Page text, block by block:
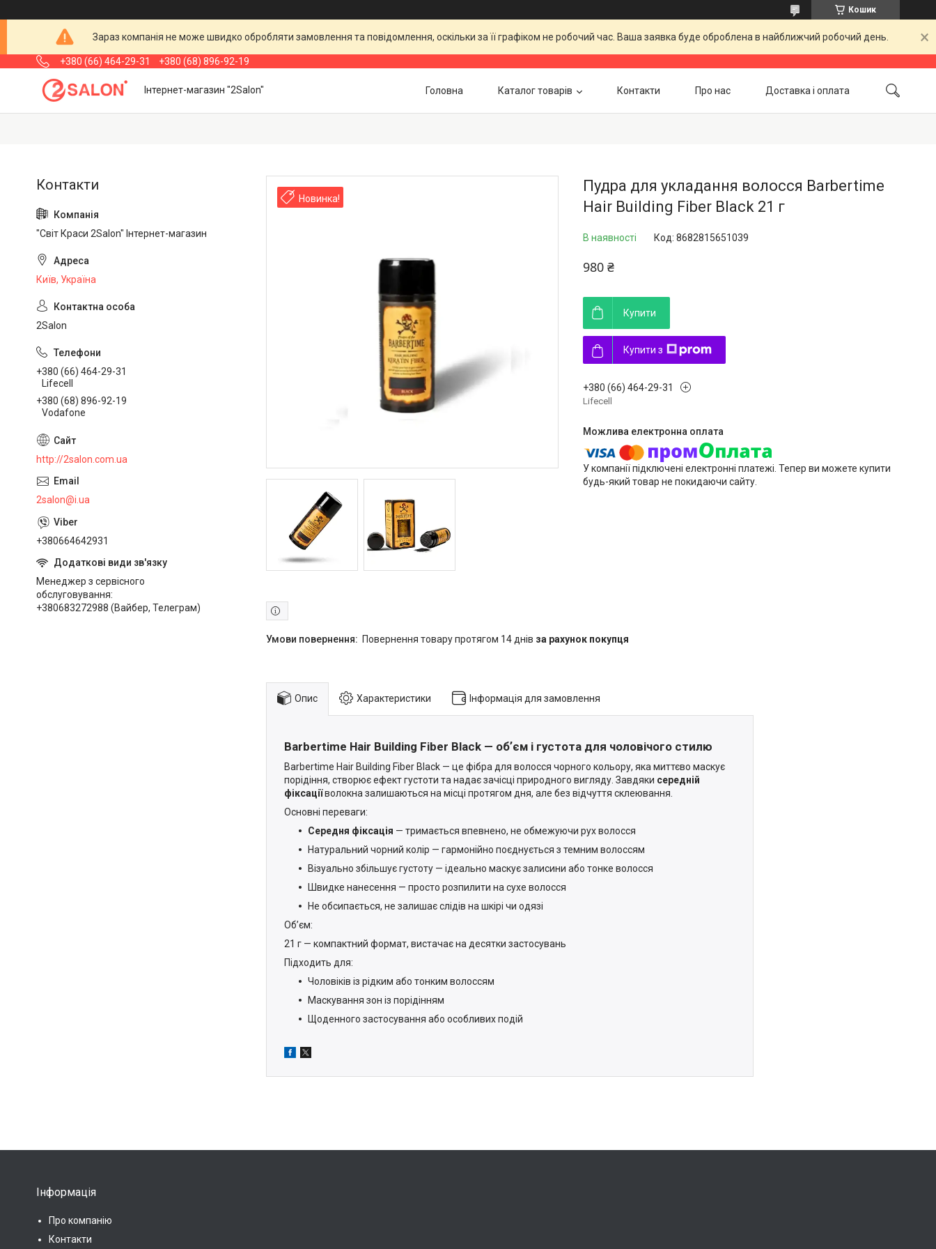
Кошик
Зараз компанія не може швидко обробляти замовлення та повідомлення, оскільки за її графіком не робочий час. Ваша заявка буде оброблена в найближчий робочий день.
+380 (66) 464-29-31 +380 (68) 896-92-19
Інтернет-магазин "2Salon" Головна Каталог товарів Контакти Про нас Доставка і оплата
Новинка!
Пудра для укладання волосся Barbertime
Hair Building Fiber Black 21 г
В наявності Код: 8682815651039
980 ₴
Купити
Купити з
+380 (66) 464-29-31
Lifecell
У компанії підключені електронні платежі. Тепер ви можете купити
будь-який товар не покидаючи сайту.
повернення товару протягом 14 днів за рахунок покупця
Опис Характеристики Інформація для замовлення
Barbertime Hair Building Fiber Black — обʼєм і густота для чоловічого стилю
Barbertime Hair Building Fiber Black — це фібра для волосся чорного кольору, яка миттєво маскує
порідіння, створює ефект густоти та надає зачісці природного вигляду. Завдяки середній
фіксаціїволокна залишаються на місці протягом дня, але без відчуття склеювання.
Основні переваги:
Середня фіксація — тримається впевнено, не обмежуючи рух волосся
Натуральний чорний колір — гармонійно поєднується з темним волоссям
Візуально збільшує густоту — ідеально маскує залисини або тонке волосся
Швидке нанесення — просто розпилити на сухе волосся
Не обсипається, не залишає слідів на шкірі чи одязі
Обʼєм:
21 г — компактний формат, вистачає на десятки застосувань
Підходить для:
Чоловіків із рідким або тонким волоссям
Маскування зон із порідінням
Щоденного застосування або особливих подій
"Світ Краси 2Salon" Інтернет-магазин
Київ, Україна
2Salon
+380 (66) 464-29-31
Lifecell
+380 (68) 896-92-19
Vodafone
http://2salon.com.ua
2salon@i.ua
+380664642931
Менеджер з сервісного
обслуговування
+380683272988 (Вайбер, Телеграм)
Інформація
Про компанію
Контакти